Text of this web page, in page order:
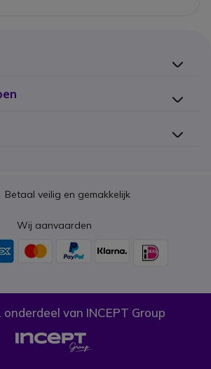
Icon
Betaal veilig en gemakkelijk
Wij aanvaarden
van INCEPT Group